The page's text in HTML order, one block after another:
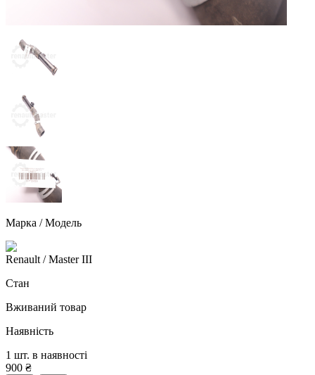
Марка / Модель
Renault / Master III
Стан
Вживаний товар
Наявність
1 шт. в наявності
900 ₴